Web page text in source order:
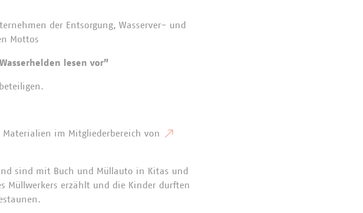
der Entsorgung, Wasserver- und
Mottos
lesen vor”
im Mitgliederbereich von
sind mit Buch und Müllauto in Kitas und
Müllwerkers erzählt und die Kinder durften